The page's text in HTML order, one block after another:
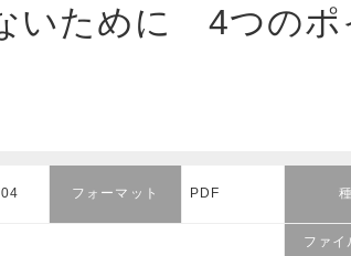
いために 4つのポ
フォーマット PDF
ファイ